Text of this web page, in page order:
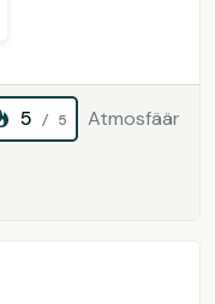
5 / 5 Atmosfäär